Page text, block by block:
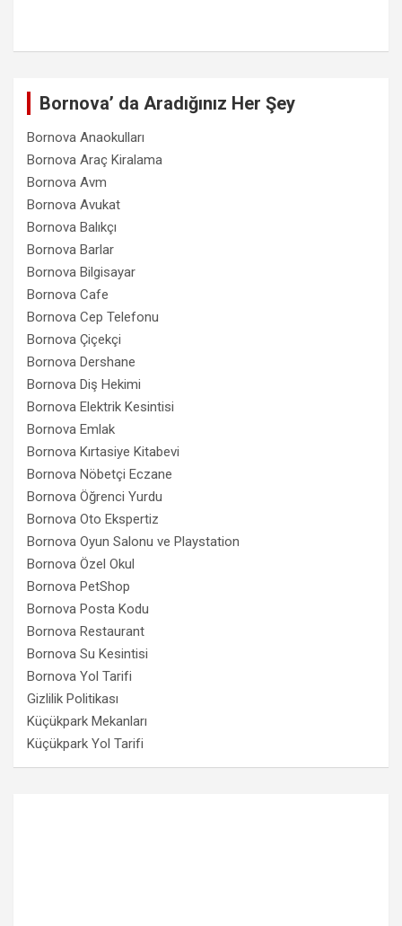
Bornova’ da Aradığınız Her Şey
Bornova Anaokulları
Bornova Araç Kiralama
Bornova Avm
Bornova Avukat
Bornova Balıkçı
Bornova Barlar
Bornova Bilgisayar
Bornova Cafe
Bornova Cep Telefonu
Bornova Çiçekçi
Bornova Dershane
Bornova Diş Hekimi
Bornova Elektrik Kesintisi
Bornova Emlak
Bornova Kırtasiye Kitabevi
Bornova Nöbetçi Eczane
Bornova Öğrenci Yurdu
Bornova Oto Ekspertiz
Bornova Oyun Salonu ve Playstation
Bornova Özel Okul
Bornova PetShop
Bornova Posta Kodu
Bornova Restaurant
Bornova Su Kesintisi
Bornova Yol Tarifi
Gizlilik Politikası
Küçükpark Mekanları
Küçükpark Yol Tarifi